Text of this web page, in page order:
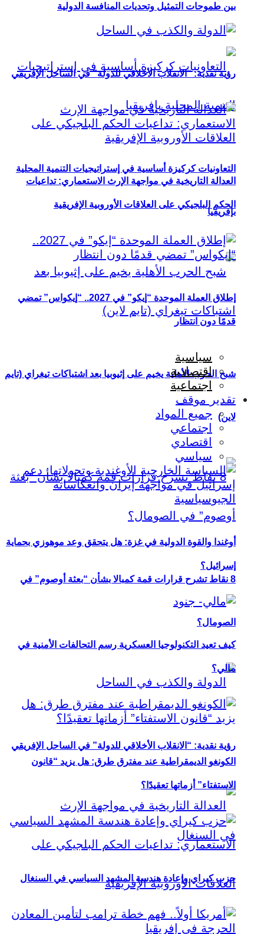
بين طموحات التمثيل وتحديات المنافسة الدولية
التعاونيات كركيزة أساسية في إستراتيجيات التنمية المحلية
بإفريقيا
شبح الحرب الأهلية يخيم على إثيوبيا بعد اشتباكات تيغراي (تايم
لاين)
8 نقاط تشرح قرارات قمة كمبالا بشأن “بعثة أوصوم” في
الصومال؟
رؤية نقدية: “الانقلاب الأخلاقي للدولة” في الساحل الإفريقي
رؤية نقدية: “الانقلاب الأخلاقي للدولة” في الساحل الإفريقي
العدالة التاريخية في مواجهة الإرث الاستعماري: تداعيات
الحكم البلجيكي على العلاقات الأوروبية الإفريقية
إطلاق العملة الموحدة “إيكو” في 2027.. “إيكواس” تمضي
قدمًا دون انتظار
سياسية
اقتصادية
اجتماعية
تقدير موقف
جميع المواد
اجتماعي
اقتصادي
سياسي
أوغندا والقوة الدولية في غزة: هل يتحقق وعد موهوزي بحماية
إسرائيل؟
كيف تعيد التكنولوجيا العسكرية رسم التحالفات الأمنية في
مالي؟
الكونغو الديمقراطية عند مفترق طرق: هل يزيد “قانون
الاستفتاء” أزماتها تعقيدًا؟
حزب كيراي وإعادة هندسة المشهد السياسي في السنغال